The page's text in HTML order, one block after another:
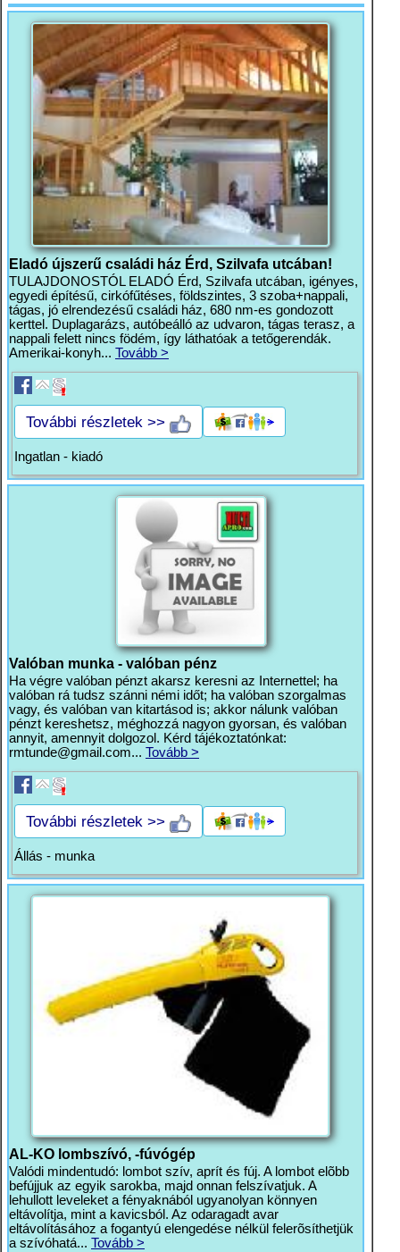
Eladó újszerű családi ház Érd, Szilvafa utcában!
TULAJDONOSTÓL ELADÓ Érd, Szilvafa utcában, igényes,
egyedi építésű, cirkófűtéses, földszintes, 3 szoba+nappali,
tágas, jó elrendezésű családi ház, 680 nm-es gondozott
kerttel. Duplagarázs, autóbeálló az udvaron, tágas terasz, a
nappali felett nincs födém, így láthatóak a tetőgerendák.
Amerikai-konyh... Tovább >
További részletek >>
Ingatlan - kiadó
Valóban munka - valóban pénz
Ha végre valóban pénzt akarsz keresni az Internettel; ha
valóban rá tudsz szánni némi időt; ha valóban szorgalmas
vagy, és valóban van kitartásod is; akkor nálunk valóban
pénzt kereshetsz, méghozzá nagyon gyorsan, és valóban
annyit, amennyit dolgozol. Kérd tájékoztatónkat:
rmtunde@gmail.com... Tovább >
További részletek >>
Állás - munka
AL-KO lombszívó, -fúvógép
Valódi mindentudó: lombot szív, aprít és fúj. A lombot elõbb
befújjuk az egyik sarokba, majd onnan felszívatjuk. A
lehullott leveleket a fényaknából ugyanolyan könnyen
eltávolítja, mint a kavicsból. Az odaragadt avar
eltávolításához a fogantyú elengedése nélkül felerõsíthetjük
a szívóhatá... Tovább >